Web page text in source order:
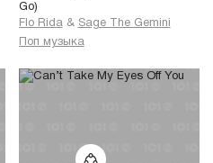
Go)
Flo Rida & Sage The Gemini
Поп музыка